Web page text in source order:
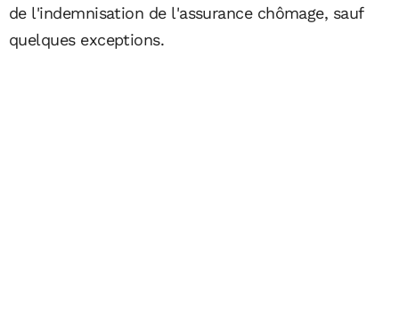
de l'indemnisation de l'assurance chômage, sauf
quelques exceptions.